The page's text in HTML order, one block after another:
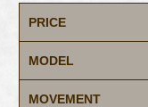
PRICE
MODEL
MOVEMENT